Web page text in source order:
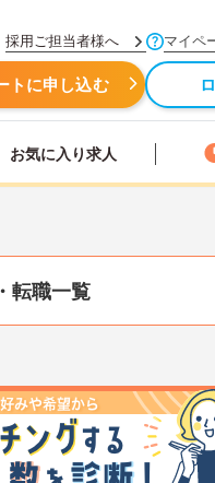
採用ご担当者様へ マイペ
トに申し込む
お気に入り求人
転職一覧